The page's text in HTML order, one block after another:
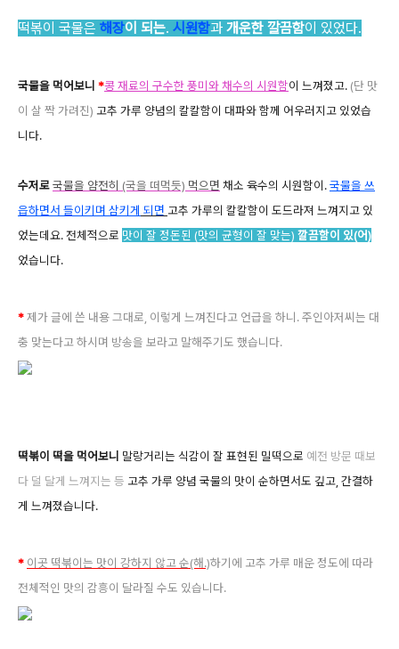
떡볶이 국물은 해장이 되는. 시원함과 개운한 깔끔함이 있었다.
국물을 먹어보니 *콩 재료의 구수한 풍미와 채수의 시원함이 느껴졌고. (단 맛
이 살 짝가려진) 고추 가루 양념의 칼칼함이 대파와 함께 어우러지고 있었습
니다.
수저로국물을 얌전히 (국을 떠먹듯) 먹으면 채소 육수의 시원함이.국물을 쓰
읍하면서 들이키며 삼키게 되면 고추 가루의 칼칼함이 도드라져 느껴지고 있
었는데요. 전체적으로 맛이 잘 정돈된 (맛의 균형이 잘 맞는) 깔끔함이 있(어)
었습니다.
*제가 글에 쓴 내용 그대로, 이렇게 느껴진다고 언급을 하니. 주인아저씨는 대
충 맞는다고 하시며 방송을 보라고 말해주기도 했습니다.
떡볶이 떡을 먹어보니 말랑거리는 식감이 잘 표현된 밀떡으로 예전 방문 때보
다 덜 달게 느껴지는 등 고추 가루 양념 국물의 맛이 순하면서도 깊고, 간결하
게 느껴졌습니다.
* 이곳 떡볶이는 맛이 강하지 않고 순(해.)하기에 고추 가루 매운 정도에 따라
전체적인 맛의 감흥이 달라질 수도 있습니다.